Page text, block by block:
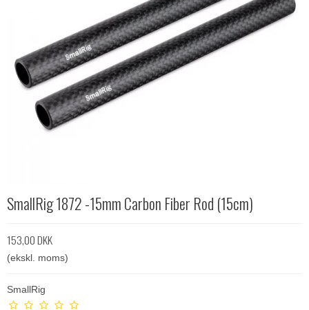
SmallRig 1872 -15mm Carbon Fiber Rod (15cm)
153,00 DKK
(ekskl. moms)
SmallRig